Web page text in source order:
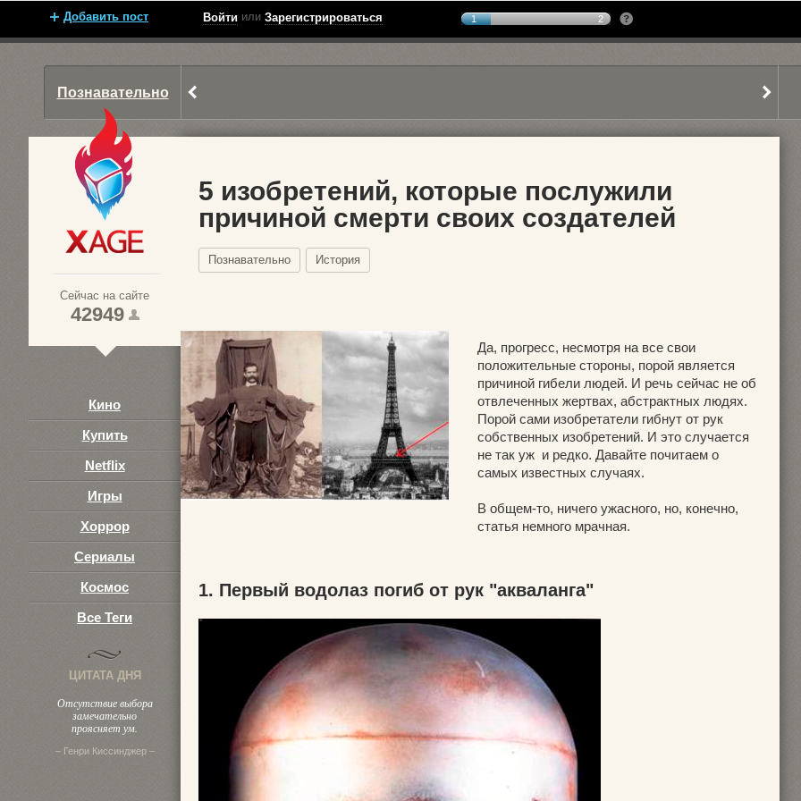
Добавить пост Войти или Зарегистрироваться 1 2
Познавательно
1
Сейчас на сайте
42949
Кино
Купить
Netflix
Игры
Хоррор
Сериалы
Космос
Все Теги
ЦИТАТА ДНЯ
Отсутствие выбора
замечательно
проясняет ум.
– Генри Киссинджер –
5 изобретений, которые послужили
причиной смерти своих создателей
Познавательно История
Да, прогресс, несмотря на все свои
положительные стороны, порой является
причиной гибели людей. И речь сейчас не об
отвлеченных жертвах, абстрактных людях.
Порой сами изобретатели гибнут от рук
собственных изобретений. И это случается
не так уж и редко. Давайте почитаем о
самых известных случаях.
В общем-то, ничего ужасного, но, конечно,
статья немного мрачная.
1. Первый водолаз погиб от рук "акваланга"